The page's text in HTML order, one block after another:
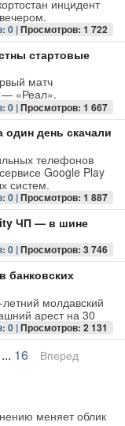
инцидент
0 |Просмотров: 1 722
стартовые
матч
— «Реал».
0 |Просмотров: 1 667
день скачали
телефонов
Google Play
систем.
0 |Просмотров: 1 887
ЧП — в шине
0 |Просмотров: 3 746
банковских
молдавский
арест на 30
0 |Просмотров: 2 131
... 16 Вперед
меняет облик